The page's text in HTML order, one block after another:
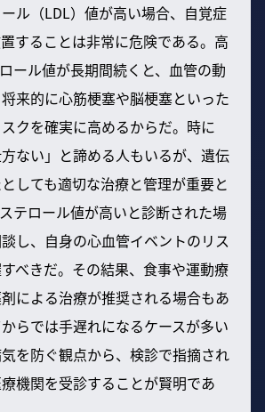
ル（LDL）値が高い場合、自覚症
することは非常に危険である。高
ール値が長期間続くと、血管の動
来的に心筋梗塞や脳梗塞といった
クを確実に高めるからだ。時に
方ない」と諦める人もいるが、遺伝
しても適切な治療と管理が重要と
テロール値が高いと診断された場
し、自身の心血管イベントのリス
べきだ。その結果、食事や運動療
による治療が推奨される場合もあ
らでは手遅れになるケースが多い
を防ぐ観点から、検診で指摘され
機関を受診することが賢明であ